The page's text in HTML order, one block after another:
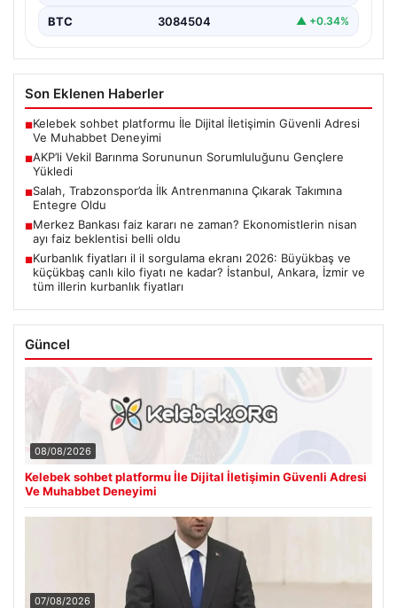
BTC 3084504 ▲ +0.34%
Son Eklenen Haberler
■Kelebek sohbet platformu İle Dijital İletişimin Güvenli Adresi
Ve Muhabbet Deneyimi
■AKP’li Vekil Barınma Sorununun Sorumluluğunu Gençlere
Yükledi
■Salah, Trabzonspor’da İlk Antrenmanına Çıkarak Takımına
Entegre Oldu
■Merkez Bankası faiz kararı ne zaman? Ekonomistlerin nisan
ayı faiz beklentisi belli oldu
■Kurbanlık fiyatları il il sorgulama ekranı 2026: Büyükbaş ve
küçükbaş canlı kilo fiyatı ne kadar? İstanbul, Ankara, İzmir ve
tüm illerin kurbanlık fiyatları
Güncel
08/08/2026
Kelebek sohbet platformu İle Dijital İletişimin Güvenli Adresi
Ve Muhabbet Deneyimi
07/08/2026